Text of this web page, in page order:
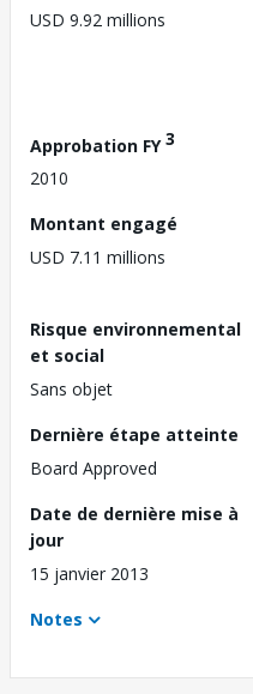
USD 9.92 millions
Approbation FY3
2010
Montant engagé
USD 7.11 millions
Risque environnemental
et social
Sans objet
Dernière étape atteinte
Board Approved
Date de dernière mise à
jour
15 janvier 2013
Notes